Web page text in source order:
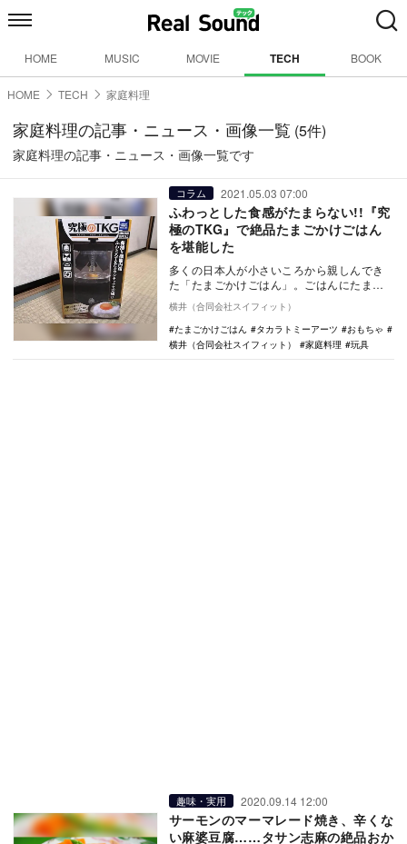
HOME MUSIC MOVIE TECH BOOK
HOME TECH 家庭料理
家庭料理の記事・ニュース・画像一覧 (5件)
家庭料理の記事・ニュース・画像一覧です
コラム 2021.05.03 07:00
ふわっとした食感がたまらない!!『究
極のTKG』で絶品たまごかけごはん
を堪能した
多くの日本人が小さいころから親しんでき
た「たまごかけごはん」。ごはんにたまご
を乗せるだけというシンプルな料理である
にも関わらず、…
横井（合同会社スイフィット）
たまごかけごはん
タカラトミーアーツ
おもちゃ
横井（合同会社スイフィット）
家庭料理 玩具
趣味・実用 2020.09.14 12:00
サーモンのマーマレード焼き、辛くな
い麻婆豆腐……タサン志麻の絶品おか